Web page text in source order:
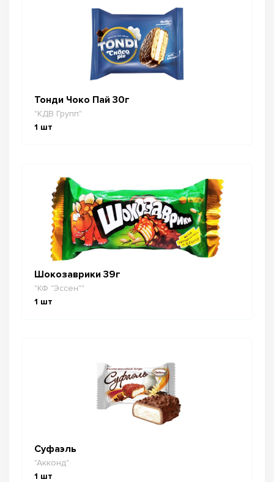
Тонди Чоко Пай 30г
"КДВ Групп"
1 шт
Шокозаврики 39г
"КФ "Эссен""
1 шт
Суфаэль
"Акконд"
1 шт